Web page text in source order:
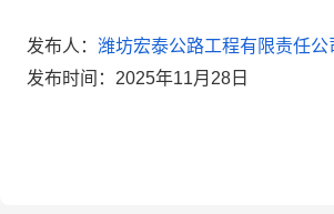
发布人： 潍坊宏泰公路工程有限责任公
发布时间： 2025年11月28日